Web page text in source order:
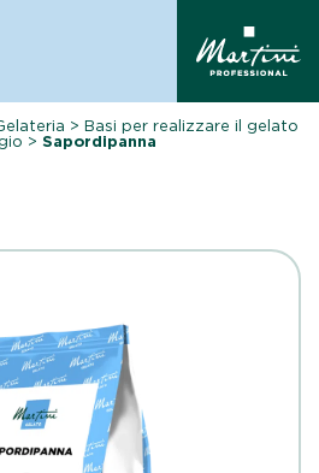
>Basi per realizzare il gelato
>Sapordipanna